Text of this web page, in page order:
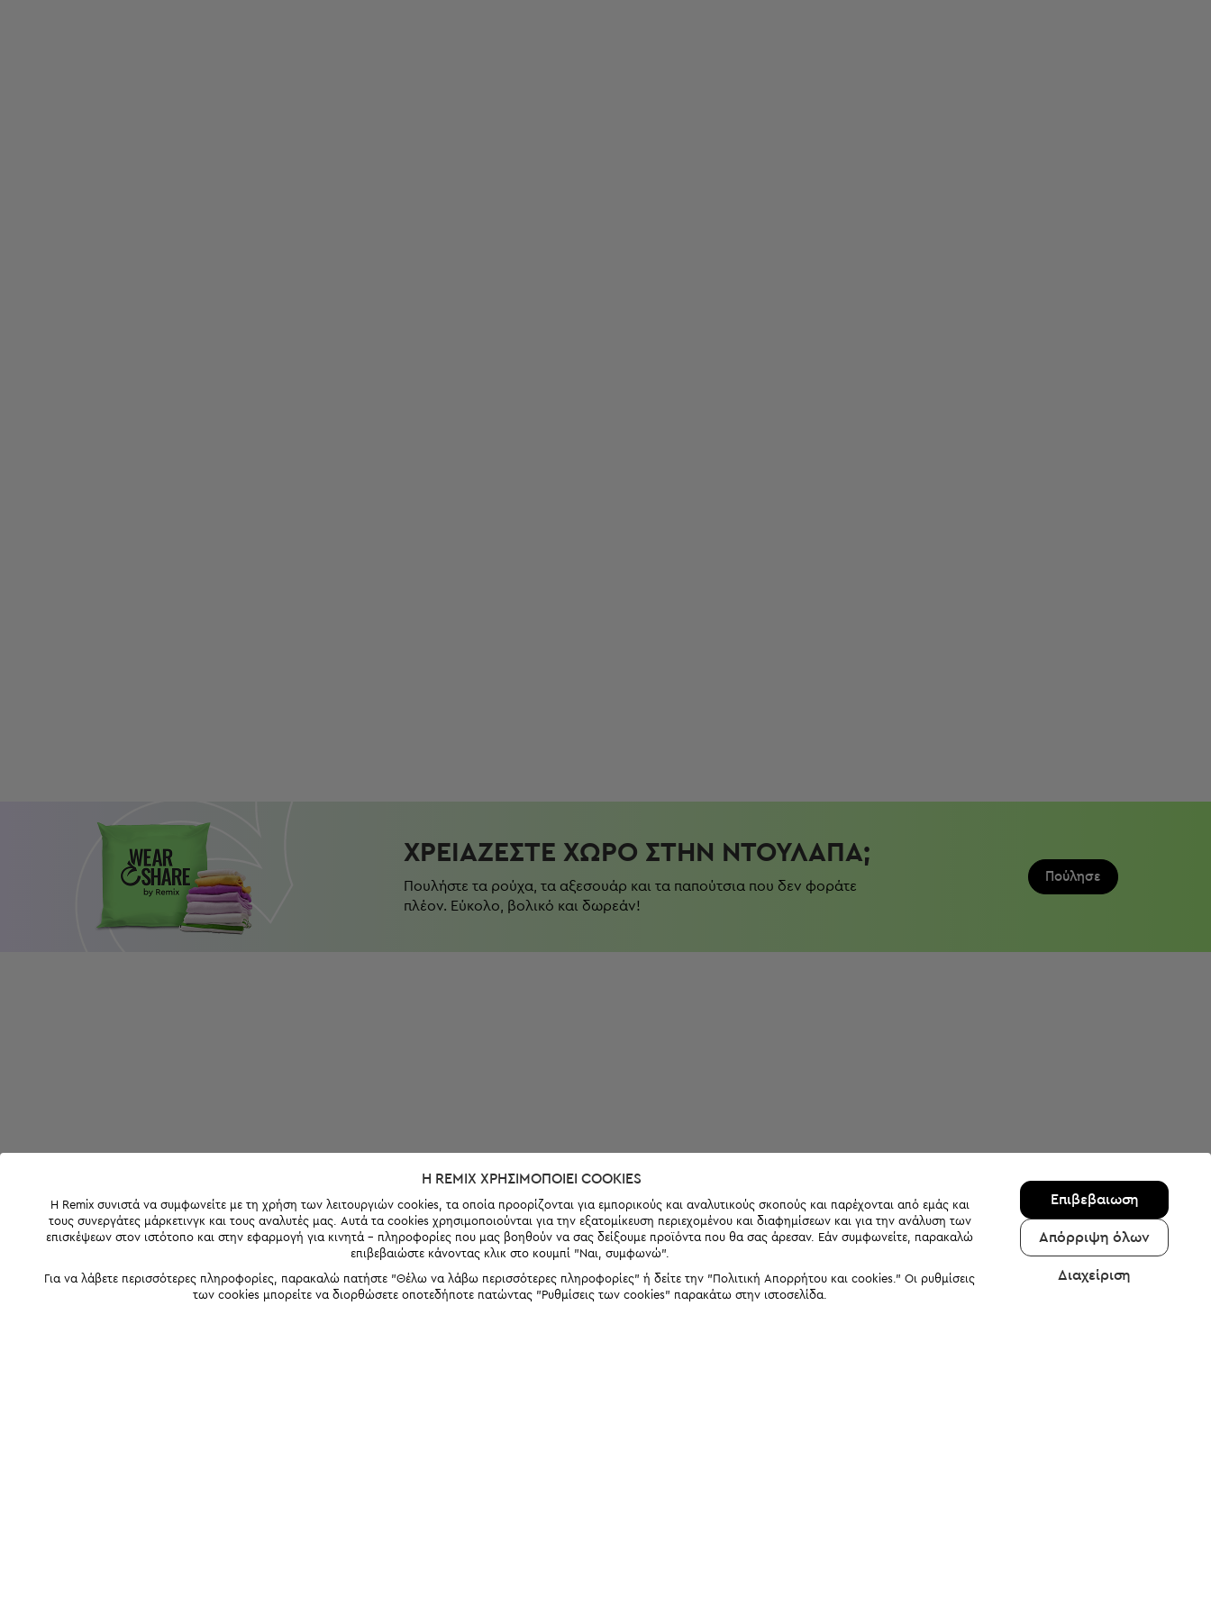
ΧΡΕΙΆΖΕΣΤΕ ΧΏΡΟ ΣΤΗΝ ΝΤΟΥΛΆΠΑ;
Πουλήστε τα ρούχα, τα αξεσουάρ και τα παπούτσια που δεν φοράτε
πλέον. Εύκολο, βολικό και δωρεάν!
Πούλησε
Η REMIX ΧΡΗΣΙΜΟΠΟΙΕΊ COOKIES
Η Remix συνιστά να συμφωνείτε με τη χρήση των λειτουργιών cookies, τα οποία προορίζονται για εμπορικούς και αναλυτικούς σκοπούς και παρέχονται από εμάς και
τους συνεργάτες μάρκετινγκ και τους αναλυτές μας. Αυτά τα cookies χρησιμοποιούνται για την εξατομίκευση περιεχομένου και διαφημίσεων και για την ανάλυση των
επισκέψεων στον ιστότοπο και στην εφαρμογή για κινητά - πληροφορίες που μας βοηθούν να σας δείξουμε προϊόντα που θα σας άρεσαν. Εάν συμφωνείτε, παρακαλώ
επιβεβαιώστε κάνοντας κλικ στο κουμπί "Ναι, συμφωνώ".
Για να λάβετε περισσότερες πληροφορίες, παρακαλώ πατήστε "Θέλω να λάβω περισσότερες πληροφορίες" ή δείτε την "Πολιτική Απορρήτου και cookies." Οι ρυθμίσεις
των cookies μπορείτε να διορθώσετε οποτεδήποτε πατώντας "Ρυθμίσεις των cookies" παρακάτω στην ιστοσελίδα.
Επιβεβαιωση
Απόρριψη όλων
Διαχείριση